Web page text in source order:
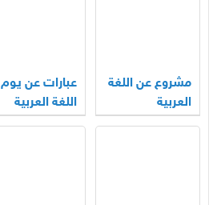
مشروع عن اللغة
العربية
عبارات عن يوم
اللغة العربية